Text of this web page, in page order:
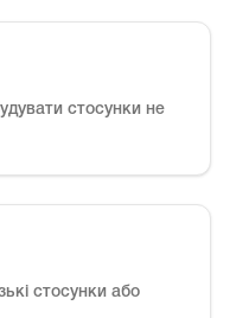
стосунки не
стосунки або